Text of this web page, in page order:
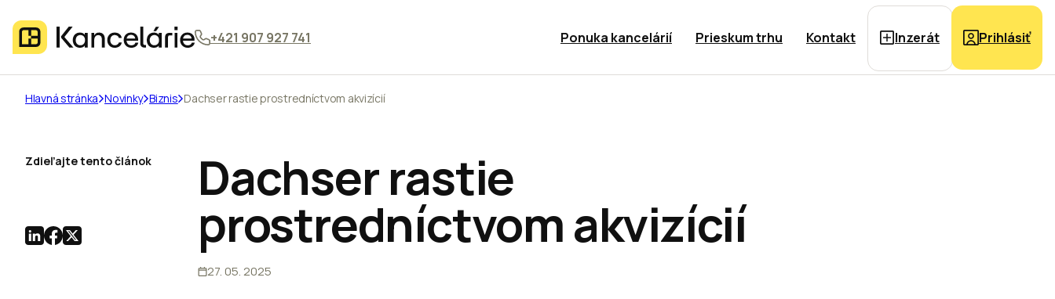
+421 907 927 741 Ponuka kancelárií Prieskum trhu Kontakt Inzerát Prihlásiť
Hlavná stránka Novinky Biznis Dachser rastie prostredníctvom akvizícií
Dachser rastie
prostredníctvom akvizícií
27. 05. 2025
Zdieľajte tento článok